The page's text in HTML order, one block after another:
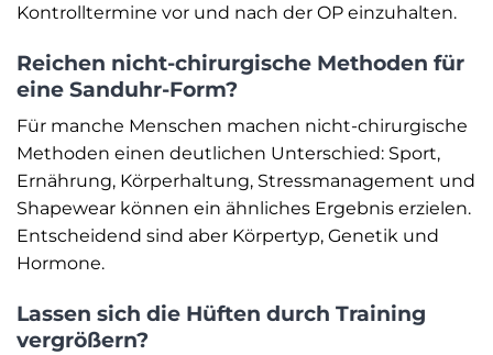
Kontrolltermine vor und nach der OP einzuhalten.
Reichen nicht-chirurgische Methoden für
eine Sanduhr-Form?
Für manche Menschen machen nicht-chirurgische
Methoden einen deutlichen Unterschied: Sport,
Ernährung, Körperhaltung, Stressmanagement und
Shapewear können ein ähnliches Ergebnis erzielen.
Entscheidend sind aber Körpertyp, Genetik und
Hormone.
Lassen sich die Hüften durch Training
vergrößern?